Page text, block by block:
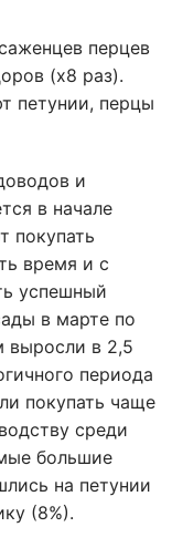
перцев
(х8 раз).
петунии, перцы
и
в начале
покупать
время и с
успешный
в марте по
в 2,5
периода
покупать чаще
среди
большие
на петунии
(8%).